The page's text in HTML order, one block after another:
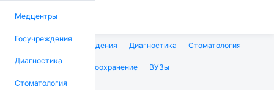
Медцентры
Госучреждения
Диагностика
Стоматология
Медцентры Госучреждения Диагностика Стоматология
Фармацевтика Здравоохранение ВУЗы